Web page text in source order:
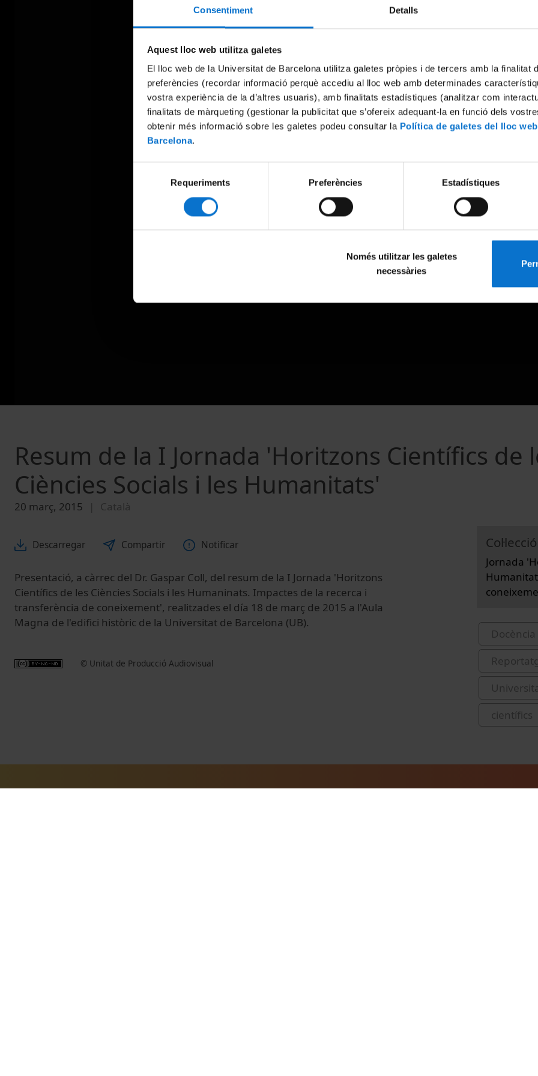
Consentiment Detalls
Aquest lloc web utilitza galetes
El lloc web de la Universitat de Barcelona utilitza galetes pròpies i de tercers amb la finalitat
preferències (recordar informació perquè accediu al lloc web amb determinades
vostra experiència de la d’altres usuaris), amb finalitats estadístiques (analitzar com
finalitats de màrqueting (gestionar la publicitat que s’ofereix adequant-la en funció dels
obtenir més informació sobre les galetes podeu consultar la Política de galetes del lloc
Barcelona.
Requeriments Preferències Estadístiques
Només utilitzar les galetes
necessàries
Resum de la I Jornada 'Horitzons Científics de
Ciències Socials i les Humanitats'
20 març, 2015 Català
Descarregar Compartir Notificar
Presentació, a càrrec del Dr. Gaspar Coll, del resum de la I Jornada 'Horitzons
Científics de les Ciències Socials i les Humaninats. Impactes de la recerca i
transferència de coneixement', realitzades el día 18 de març de 2015 a l'Aula
Magna de l'edifici històric de la Universitat de Barcelona (UB).
© Unitat de Producció Audiovisual
Col·lecció
Jornada
científics
Vídeos relacionats